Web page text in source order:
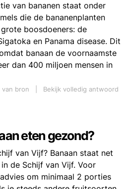
van bananen staat onder
die de bananenplanten
boosdoeners: de
en Panama disease. Dit
banaan de voornaamste
dan 400 miljoen mensen in
bron
Bekijk volledig antwoord
eten gezond?
van Vijf? Banaan staat net
de Schijf van Vijf. Voor
om minimaal 2 porties